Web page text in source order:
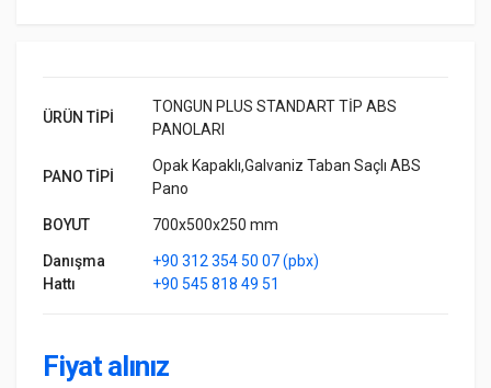
ÜRÜN TİPİ
TONGUN PLUS STANDART TİP ABS
PANOLARI
PANO TİPİ
Opak Kapaklı,Galvaniz Taban Saçlı ABS
Pano
BOYUT 700x500x250 mm
Danışma
Hattı
+90 312 354 50 07 (pbx)
+90 545 818 49 51
Fiyat alınız